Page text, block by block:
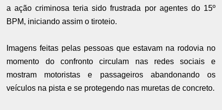
a ação criminosa teria sido frustrada por agentes do 15º
BPM, iniciando assim o tiroteio.
Imagens feitas pelas pessoas que estavam na rodovia no
momento do confronto circulam nas redes sociais e
mostram motoristas e passageiros abandonando os
veículos na pista e se protegendo nas muretas de concreto.